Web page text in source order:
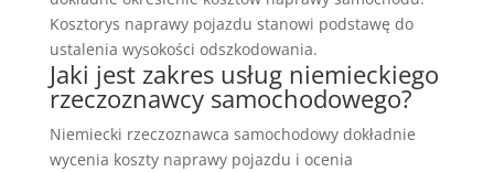
Kosztorys naprawy pojazdu stanowi podstawę do
ustalenia wysokości odszkodowania.
Jaki jest zakres usług niemieckiego
rzeczoznawcy samochodowego?
Niemiecki rzeczoznawca samochodowy dokładnie
wycenia koszty naprawy pojazdu i ocenia